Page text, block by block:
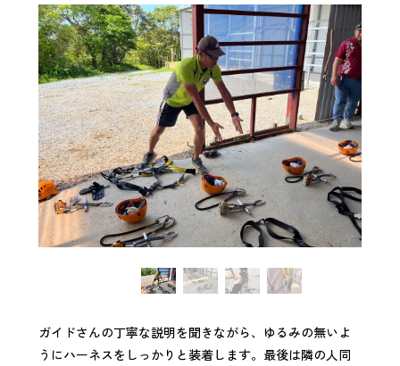
ガイドさんの丁寧な説明を聞きながら、ゆるみの無いよ
うにハーネスをしっかりと装着します。最後は隣の人同